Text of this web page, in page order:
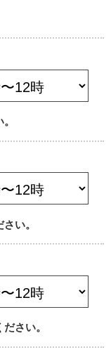
い。
さい。